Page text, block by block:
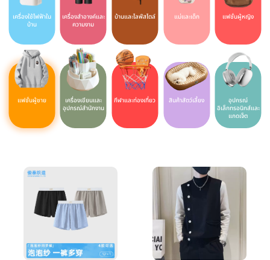
เครื่องใช้ไฟฟ้าใน
บ้าน
เครื่องสำอางค์และ
ความงาม
บ้านและไลฟ์สไตล์ แม่และเด็ก แฟชั่นผู้หญิง
แฟชั่นผู้ชาย
เครื่องเขียนและ
อุปกรณ์สำนักงาน
กีฬาและท่องเที่ยว สินค้าสัตว์เลี้ยง
อุปกรณ์
อิเล็กทรอนิกส์และ
แกดเจ็ต